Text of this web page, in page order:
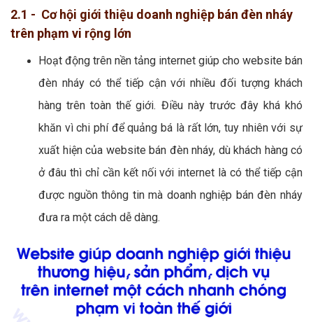
2.1 - Cơ hội giới thiệu doanh nghiệp bán đèn nháy
trên phạm vi rộng lớn
Hoạt động trên nền tảng internet giúp cho website bán
đèn nháy có thể tiếp cận với nhiều đối tượng khách
hàng trên toàn thế giới. Điều này trước đây khá khó
khăn vì chi phí để quảng bá là rất lớn, tuy nhiên với sự
xuất hiện của website bán đèn nháy, dù khách hàng có
ở đâu thì chỉ cần kết nối với internet là có thể tiếp cận
được nguồn thông tin mà doanh nghiệp bán đèn nháy
đưa ra một cách dễ dàng.